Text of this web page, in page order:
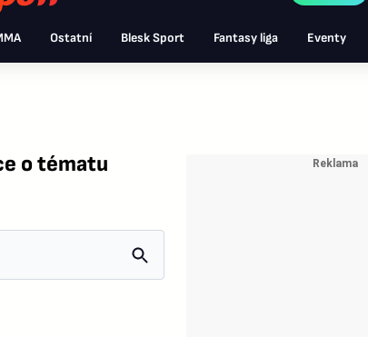
Ostatní Blesk Sport Fantasy liga Eventy
o tématu